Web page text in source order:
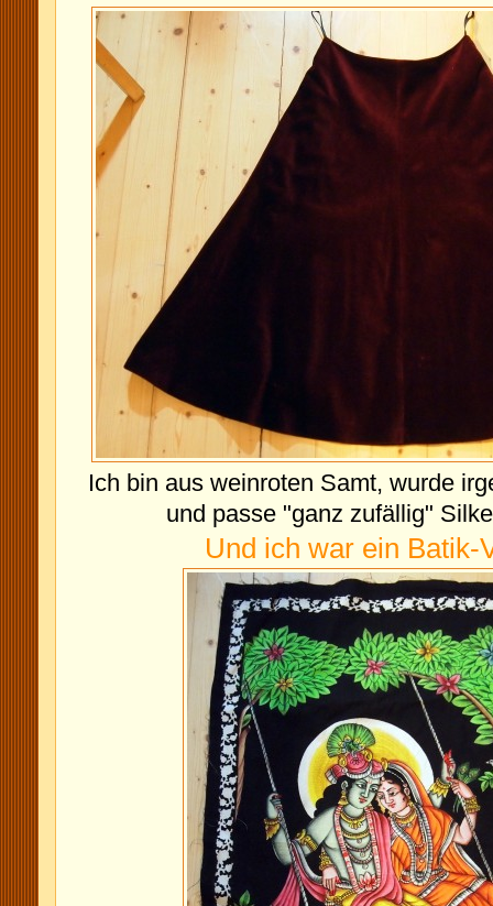
Ich bin aus weinroten Samt, wurde
und passe "ganz zufällig"
Und ich war ein Batik-